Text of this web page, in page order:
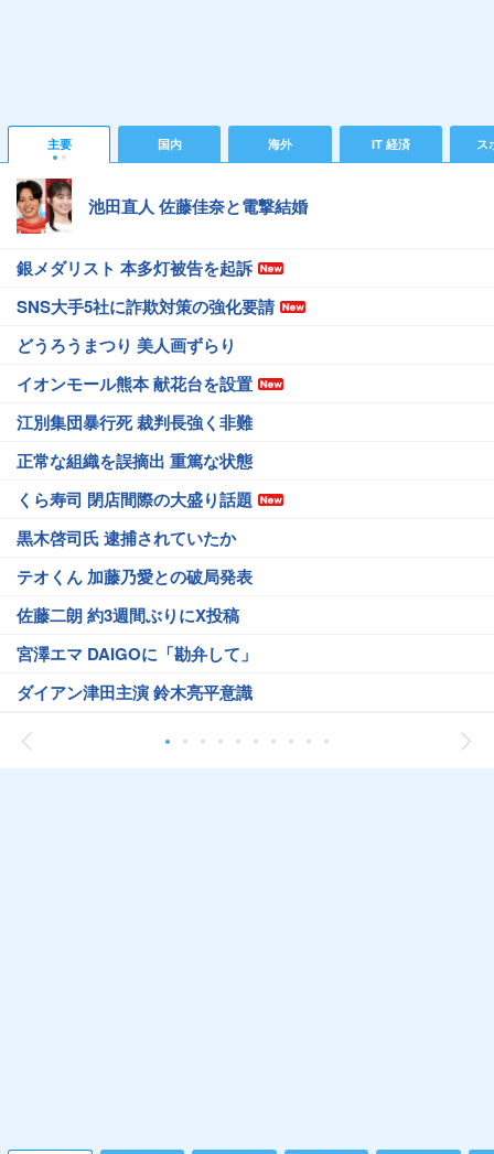
主要 国内 海外 IT 経済 ス
池田直人 佐藤佳奈と電撃結婚
銀メダリスト 本多灯被告を起訴
SNS大手5社に詐欺対策の強化要請
どうろうまつり 美人画ずらり
イオンモール熊本 献花台を設置
江別集団暴行死 裁判長強く非難
正常な組織を誤摘出 重篤な状態
くら寿司 閉店間際の大盛り話題
黒木啓司氏 逮捕されていたか
テオくん 加藤乃愛との破局発表
佐藤二朗 約3週間ぶりにX投稿
宮澤エマ DAIGOに「勘弁して」
ダイアン津田主演 鈴木亮平意識